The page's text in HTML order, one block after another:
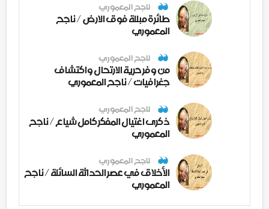
ناجح المعموري
طائرة مبللة فوق الارض / ناجح
المعموري
ناجح المعموري
من وفر حرية الارتحال واكتشاف
جغرافيات / ناجح المعموري
ناجح المعموري
ذكرى اغتيال المفكر كامل شياع / ناجح
المعموري
ناجح المعموري
الأخلاق في عصر الحداثة السائلة / ناجح
المعموري